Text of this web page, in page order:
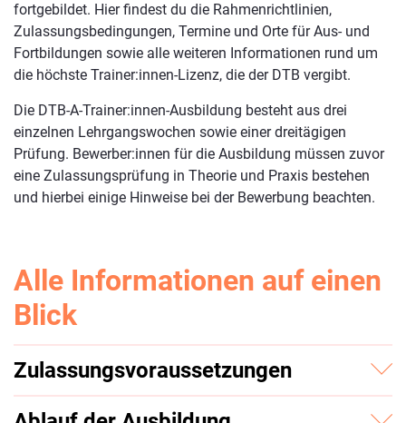
fortgebildet. Hier findest du die Rahmenrichtlinien,
Zulassungsbedingungen, Termine und Orte für Aus- und
Fortbildungen sowie alle weiteren Informationen rund um
die höchste Trainer:innen-Lizenz, die der DTB vergibt.
Die DTB-A-Trainer:innen-Ausbildung besteht aus drei
einzelnen Lehrgangswochen sowie einer dreitägigen
Prüfung. Bewerber:innen für die Ausbildung müssen zuvor
eine Zulassungsprüfung in Theorie und Praxis bestehen
und hierbei einige Hinweise bei der Bewerbung beachten.
Alle Informationen auf einen
Blick
Zulassungsvoraussetzungen
Bewerber:innen für die Ausbildung müssen zuvor eine